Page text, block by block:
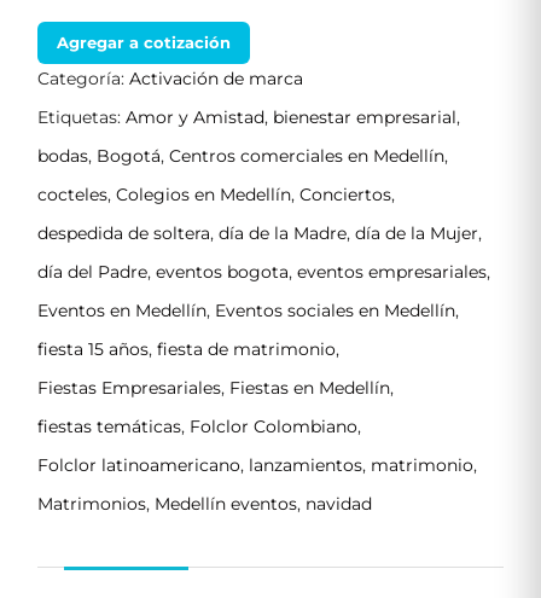
Agregar a cotización
Categoría: Activación de marca
Etiquetas: Amor y Amistad, bienestar empresarial,
bodas, Bogotá, Centros comerciales en Medellín,
cocteles, Colegios en Medellín, Conciertos,
despedida de soltera, día de la Madre, día de la Mujer,
día del Padre, eventos bogota, eventos empresariales,
Eventos en Medellín, Eventos sociales en Medellín,
fiesta 15 años, fiesta de matrimonio,
Fiestas Empresariales, Fiestas en Medellín,
fiestas temáticas, Folclor Colombiano,
Folclor latinoamericano, lanzamientos, matrimonio,
Matrimonios, Medellín eventos, navidad